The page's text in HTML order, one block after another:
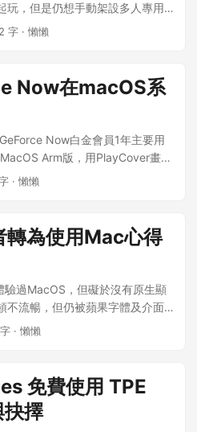
玩，但是仍想手動架設多人專用
thijsvanloef開發palworld-
Milan處理器(Series T2D)的
顆帕魯球丟出去，卻發生卡在捕
才跳出捕獲與否訊息，對遊玩
懶就將腦筋動到新加坡地區才有
C3D)，沒想到問題就此發
法連上網路更新Steam！！ 懶
處理器的網友可以進入主控台
reconfiguring, progress: 0.00
state is 0x2 after update job. 1
logs palworld-server ...
progress: 0.00 (0 / 0)
0x2 after update job.
Try restarting with
系列VM預設採用gVNIC介面卡
卡 ...
字 · 懶懶
Now在macOS系
Now白金會員1年主要用
Arm版，用PlayCover畫質
著影片做寶箱攻略時，無法將
Now - 以下有請妮露為我
鍵，叫出退出遊戲窗口 按下
桌面窗口 將GeForce Now從上
鍵+Q，關閉退出遊戲窗口 完
視窗大小可參見Youtube影片
· 懶懶
為使用Mac心得
過MacOS，但礙於沒有原生顯
不流暢，但仍被蘋果字體及介面
轉換使用MacOS的種子。 憑藉
驗蘋果系統的介面及生態囉！
路媒體在網路上進行分享，就
系統做個對比： 軟體 Office
· 懶懶
免費使用 TPE
擇